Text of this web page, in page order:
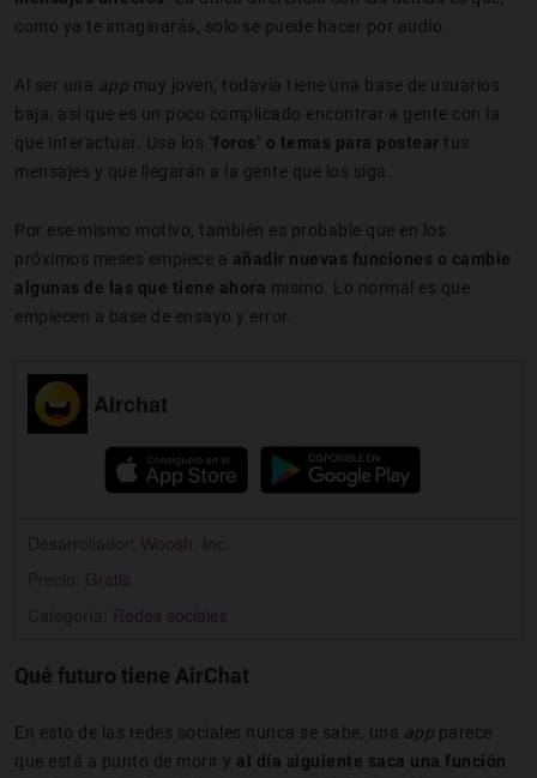
como ya te imaginarás, solo se puede hacer por audio.
Al ser una app muy joven, todavía tiene una base de usuarios
baja, así que es un poco complicado encontrar a gente con la
que interactuar. Usa los "foros" o temas para postear tus
mensajes y que llegarán a la gente que los siga.
Por ese mismo motivo, también es probable que en los
próximos meses empiece a añadir nuevas funciones o cambie
algunas de las que tiene ahora mismo. Lo normal es que
empiecen a base de ensayo y error.
Airchat
Woosh, Inc.
Gratis
Redes sociales
Qué futuro tiene AirChat
En esto de las redes sociales nunca se sabe, una app parece
que está a punto de morir y al día siguiente saca una función